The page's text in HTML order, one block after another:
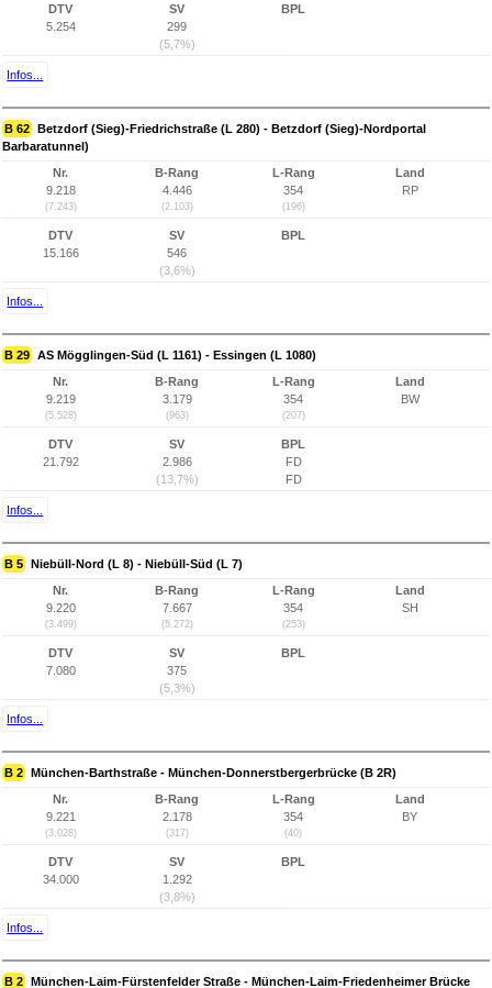
DTV
5.254
SV
299
(5,7%)
BPL
Infos...
B 62 Betzdorf (Sieg)-Friedrichstraße (L 280) - Betzdorf (Sieg)-Nordportal
Barbaratunnel)
Nr.
9.218
(7.243)
B-Rang
4.446
(2.103)
L-Rang
354
(196)
Land
RP
DTV
15.166
SV
546
(3,6%)
BPL
Infos...
B 29 AS Mögglingen-Süd (L 1161) - Essingen (L 1080)
Nr.
9.219
(5.528)
B-Rang
3.179
(963)
L-Rang
354
(207)
Land
BW
DTV
21.792
SV
2.986
(13,7%)
BPL
FD
FD
Infos...
B 5 Niebüll-Nord (L 8) - Niebüll-Süd (L 7)
Nr.
9.220
(3.499)
B-Rang
7.667
(5.272)
L-Rang
354
(253)
Land
SH
DTV
7.080
SV
375
(5,3%)
BPL
Infos...
B 2 München-Barthstraße - München-Donnerstbergerbrücke (B 2R)
Nr.
9.221
(3.028)
B-Rang
2.178
(317)
L-Rang
354
(40)
Land
BY
DTV
34.000
SV
1.292
(3,8%)
BPL
Infos...
B 2 München-Laim-Fürstenfelder Straße - München-Laim-Friedenheimer Brücke